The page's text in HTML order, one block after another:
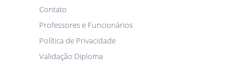
Contato
Professores e Funcionários
Política de Privacidade
Validação Diploma